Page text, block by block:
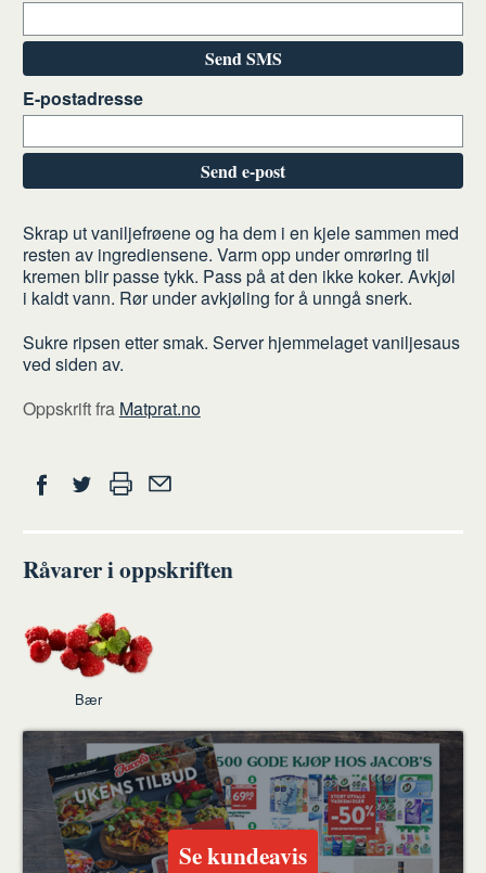
Send SMS
E-postadresse
Send e-post
Slik
gjør
du
Skrap ut vaniljefrøene og ha dem i en kjele sammen med
resten av ingrediensene. Varm opp under omrøring til
kremen blir passe tykk. Pass på at den ikke koker. Avkjøl
i kaldt vann. Rør under avkjøling for å unngå snerk.
Sukre ripsen etter smak. Server hjemmelaget vaniljesaus
ved siden av.
Oppskrift fra Matprat.no
Del
FacebookTwitter
venn
Råvarer i oppskriften
Bær
Se kundeavis